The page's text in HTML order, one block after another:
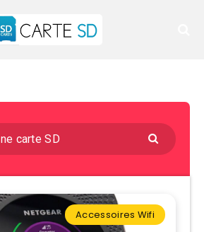
Accessoires Wifi